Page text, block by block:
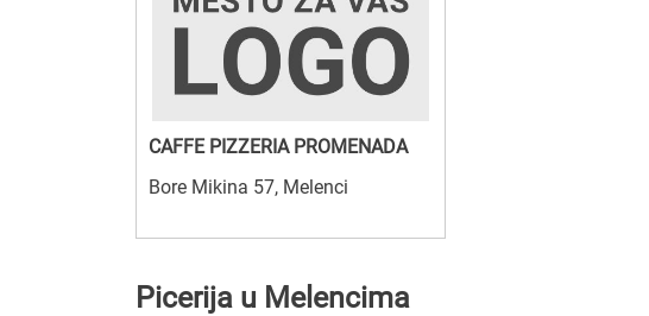
CAFFE PIZZERIA PROMENADA
Bore Mikina 57, Melenci
Picerija u Melencima